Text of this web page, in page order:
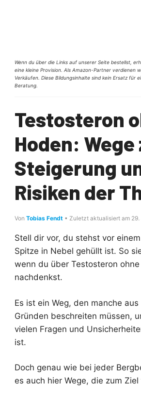
Wenn du über die Links auf unserer Seite bestellst,
eine kleine Provision. Als Amazon-Partner verdienen
Verkäufen. Diese Bildungsinhalte sind kein Ersatz für
Beratung.
Testosteron
Hoden: Wege
Steigerung
Risiken der
Von Tobias Fendt • Zuletzt aktualisiert am
Stell dir vor, du stehst vor
Spitze in Nebel gehüllt ist. So
wenn du über Testosteron
nachdenkst.
Es ist ein Weg, den manche
Gründen beschreiten müssen,
vielen Fragen und
ist.
Doch genau wie bei jeder
es auch hier Wege, die zum Ziel